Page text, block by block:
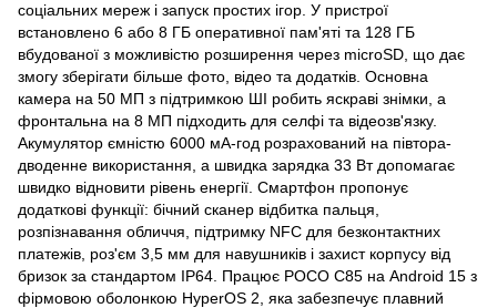
соціальних мереж і запуск простих ігор. У пристрої
встановлено 6 або 8 ГБ оперативної пам'яті та 128 ГБ
вбудованої з можливістю розширення через microSD, що дає
змогу зберігати більше фото, відео та додатків. Основна
камера на 50 МП з підтримкою ШІ робить яскраві знімки, а
фронтальна на 8 МП підходить для селфі та відеозв'язку.
Акумулятор ємністю 6000 мА-год розрахований на півтора-
дводенне використання, а швидка зарядка 33 Вт допомагає
швидко відновити рівень енергії. Смартфон пропонує
додаткові функції: бічний сканер відбитка пальця,
розпізнавання обличчя, підтримку NFC для безконтактних
платежів, роз'єм 3,5 мм для навушників і захист корпусу від
бризок за стандартом IP64. Працює POCO C85 на Android 15 з
фірмовою оболонкою HyperOS 2, яка забезпечує плавний